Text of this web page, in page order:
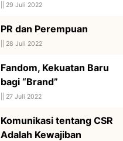
29 Juli 2022
PR dan Perempuan
28 Juli 2022
Fandom, Kekuatan Baru
bagi “Brand”
27 Juli 2022
Komunikasi tentang CSR
Adalah Kewajiban